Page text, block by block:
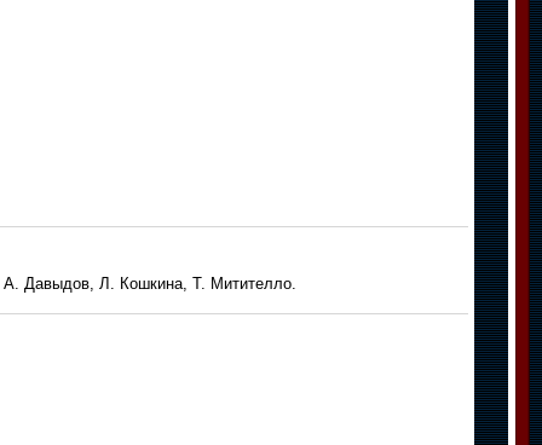
А. Давыдов, Л. Кошкина, Т. Митителло.